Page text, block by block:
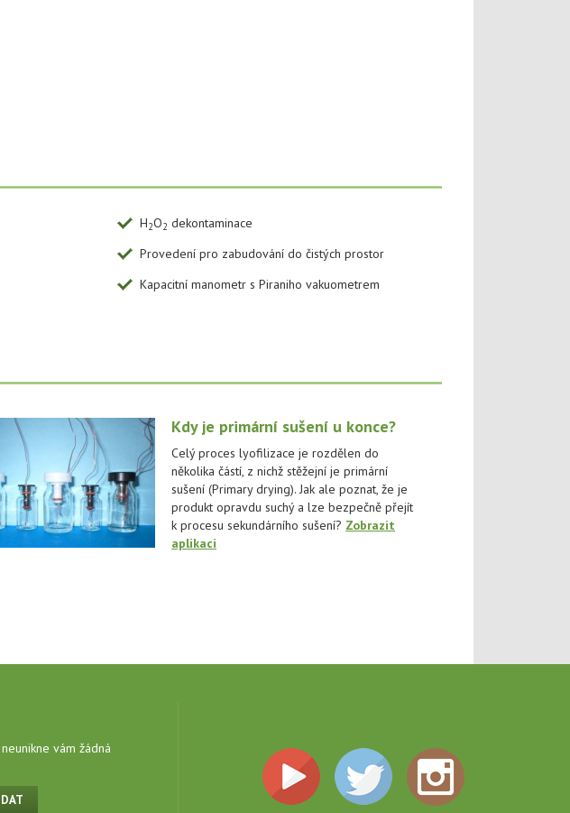
H2O2 dekontaminace
Provedení pro zabudování do čistých prostor
Kapacitní manometr s Piraniho vakuometrem
Kdy je primární sušení u konce?
Celý proces lyofilizace je rozdělen do
několika částí, z nichž stěžejní je primární
sušení (Primary drying). Jak ale poznat, že je
produkt opravdu suchý a lze bezpečně přejít
k procesu sekundárního sušení? Zobrazit
aplikaci
vám žádná